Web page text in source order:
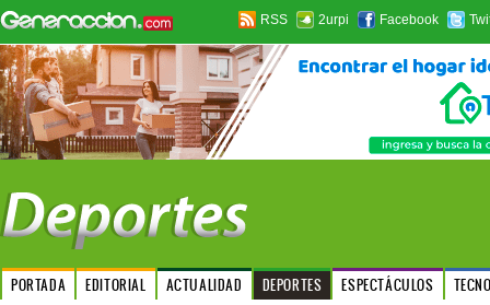
RSS 2urpi Facebook
PORTADA EDITORIAL ACTUALIDAD DEPORTES ESPECTÁCULOS